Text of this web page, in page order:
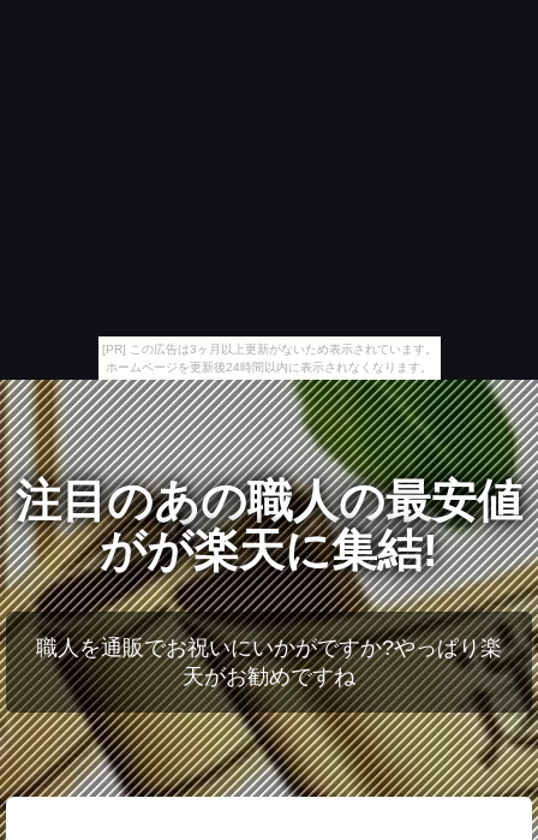
[PR] この広告は3ヶ月以上更新がないため表示されています。
ホームページを更新後24時間以内に表示されなくなります。
注目のあの職人の最安値
がが楽天に集結!
職人を通販でお祝いにいかがですか?やっぱり楽
天がお勧めですね